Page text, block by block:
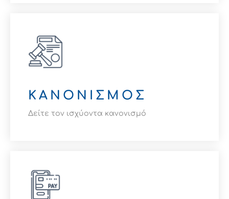
ΑΠΟΦΑΣΗ ΠΡΟΚΗΡΥΞΗΣ ΠΛΗΡΩΣΗΣ ΤΩΝ
ΘΕΣΕΩΝ, ΧΩΡΟΘΕΤΗΣΗΣ ΚΑΙ ΔΙΑΡΚΕΙΑΣ ΤΩΝ
ΕΜΠΟΡΟΠΑΝΗΓΥΡΕΩΝ ΕΤΟΥΣ 2026
ΔΕΙΤΕ ΕΔΩ
ΚΑΝΟΝΙΣΜΟΣ
Δείτε τον ισχύοντα κανονισμό
Για περισσότερα